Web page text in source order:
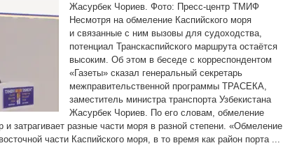
Жасурбек Чориев. Фото: Пресс-центр ТМИФ
Несмотря на обмеление Каспийского моря
и связанные с ним вызовы для судоходства,
потенциал Транскаспийского маршрута остаётся
высоким. Об этом в беседе с корреспондентом
«Газеты» сказал генеральный секретарь
межправительственной программы ТРАСЕКА,
заместитель министра транспорта Узбекистана
Жасурбек Чориев. По его словам, обмеление
и затрагивает разные части моря в разной степени. «Обмеление
части Каспийского моря, в то время как район порта ...